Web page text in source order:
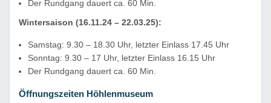
Der Rundgang dauert ca. 60 Min.
Wintersaison (16.11.24 – 22.03.25):
Samstag: 9.30 – 18.30 Uhr, letzter Einlass 17.45 Uhr
Sonntag: 9.30 – 17 Uhr, letzter Einlass 16.15 Uhr
Der Rundgang dauert ca. 60 Min.
Öffnungszeiten Höhlenmuseum